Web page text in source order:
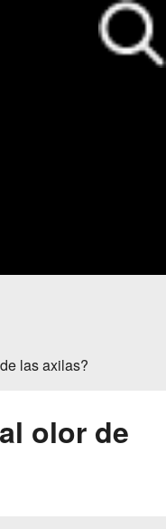
las axilas?
olor de